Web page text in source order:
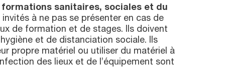
sanitaires, sociales et du
à ne pas se présenter en cas de
de formation et de stages. Ils doivent
et de distanciation sociale. Ils
propre matériel ou utiliser du matériel à
des lieux et de l’équipement sont